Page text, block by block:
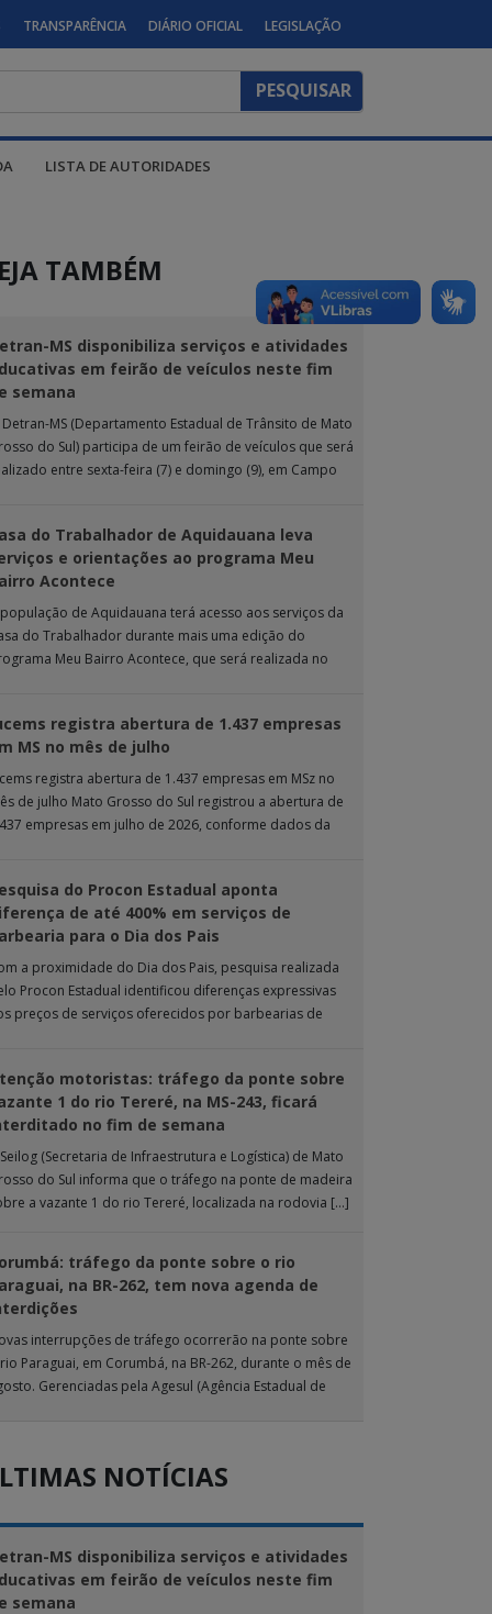
TRANSPARÊNCIA DIÁRIO OFICIAL LEGISLAÇÃO
LISTA DE AUTORIDADES
TAMBÉM
MS disponibiliza serviços e atividades
em feirão de veículos neste fim
semana
Detran-MS (Departamento Estadual de Trânsito de Mato
do Sul) participa de um feirão de veículos que será
entre sexta-feira (7) e domingo (9), em Campo
do Trabalhador de Aquidauana leva
e orientações ao programa Meu
Acontece
de Aquidauana terá acesso aos serviços da
do Trabalhador durante mais uma edição do
Meu Bairro Acontece, que será realizada no
registra abertura de 1.437 empresas
MS no mês de julho
registra abertura de 1.437 empresas em MSz no
de julho Mato Grosso do Sul registrou a abertura de
empresas em julho de 2026, conforme dados da
do Procon Estadual aponta
de até 400% em serviços de
para o Dia dos Pais
a proximidade do Dia dos Pais, pesquisa realizada
Procon Estadual identificou diferenças expressivas
preços de serviços oferecidos por barbearias de
motoristas: tráfego da ponte sobre
1 do rio Tereré, na MS-243, ficará
no fim de semana
(Secretaria de Infraestrutura e Logística) de Mato
do Sul informa que o tráfego na ponte de madeira
a vazante 1 do rio Tereré, localizada na rodovia […]
tráfego da ponte sobre o rio
na BR-262, tem nova agenda de
interrupções de tráfego ocorrerão na ponte sobre
Paraguai, em Corumbá, na BR-262, durante o mês de
Gerenciadas pela Agesul (Agência Estadual de
NOTÍCIAS
MS disponibiliza serviços e atividades
em feirão de veículos neste fim
semana